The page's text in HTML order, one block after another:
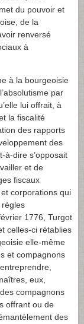
du pouvoir et
de la
renversé
à
à la bourgeoisie
par
lui offrait, à
la fiscalité
des rapports
des
à-dire s’opposait
et de
fiscaux
corporations qui
1776, Turgot
celles-ci rétablies
elle-même
et compagnons
eux,
compagnons
offrant ou de
des